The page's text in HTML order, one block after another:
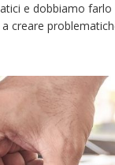
e dobbiamo
creare